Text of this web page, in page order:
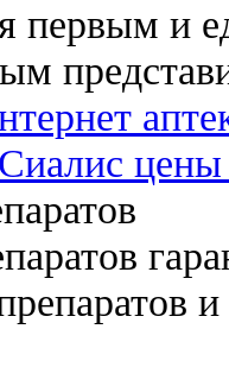
и
Сиалис цены